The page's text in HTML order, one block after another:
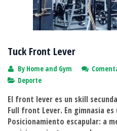
Tuck Front Lever
By Home and Gym
Deporte
El front lever es un skill
Full front Lever. En gimnasia es
Posicionamiento escapular: a